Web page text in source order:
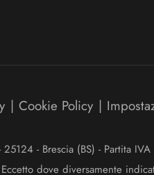
| Cookie Policy |
- Brescia (BS) - Partita
dove diversamente